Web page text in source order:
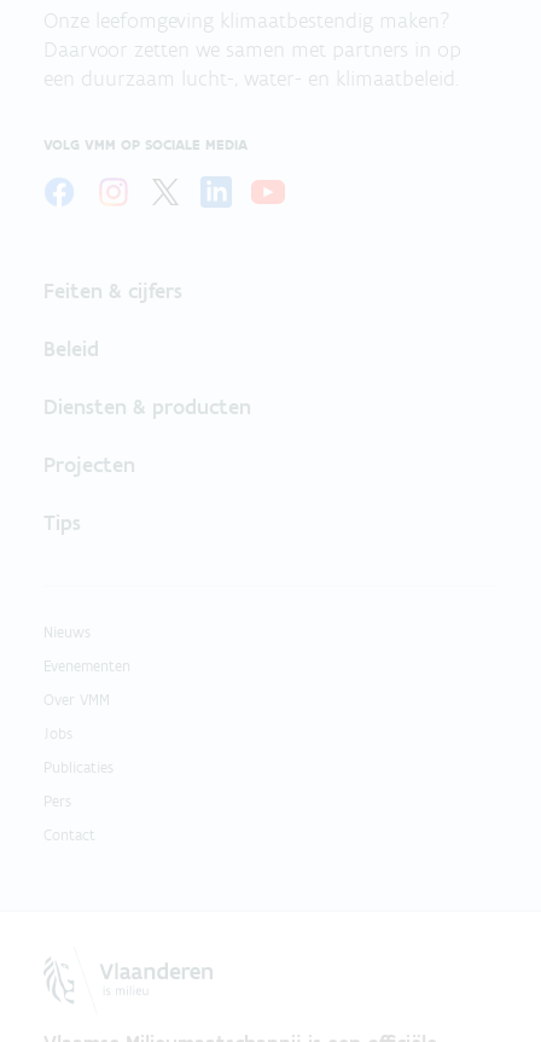
Onze leefomgeving klimaatbestendig maken?
Daarvoor zetten we samen met partners in op
een duurzaam lucht-, water- en klimaatbeleid.
VOLG VMM OP SOCIALE MEDIA
Feiten & cijfers
Beleid
Diensten & producten
Projecten
Tips
Nieuws
Evenementen
Over VMM
Jobs
Publicaties
Pers
Contact